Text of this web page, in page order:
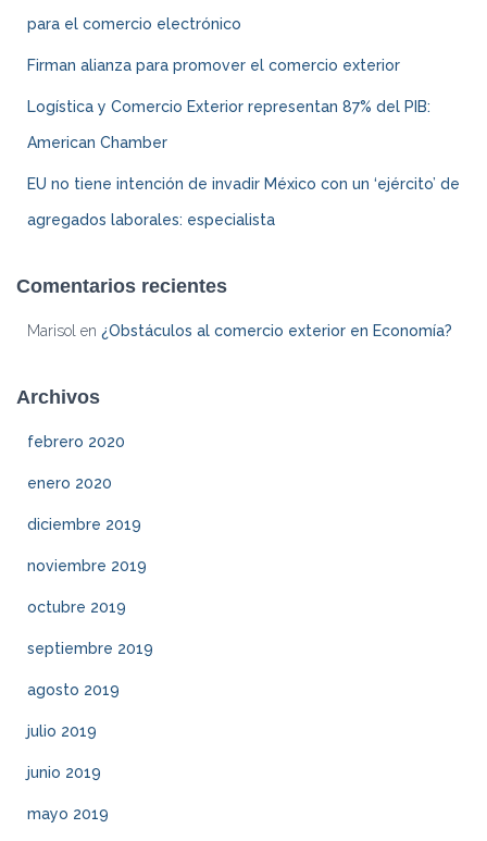
para el comercio electrónico
Firman alianza para promover el comercio exterior
Logística y Comercio Exterior representan 87% del PIB:
American Chamber
EU no tiene intención de invadir México con un ‘ejército’ de
agregados laborales: especialista
Comentarios recientes
Marisol en ¿Obstáculos al comercio exterior en Economía?
Archivos
febrero 2020
enero 2020
diciembre 2019
noviembre 2019
octubre 2019
septiembre 2019
agosto 2019
julio 2019
junio 2019
mayo 2019